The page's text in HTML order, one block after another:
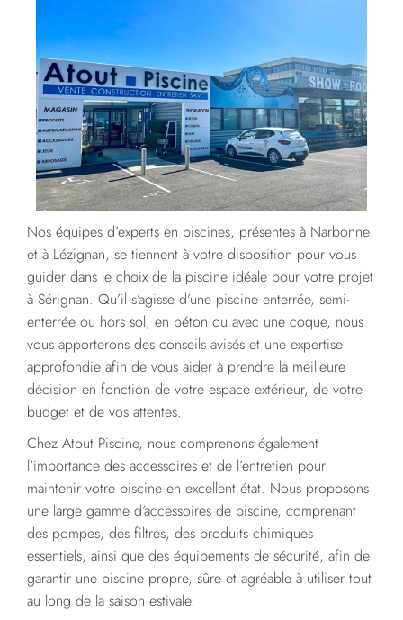
Nos équipes d’experts en piscines, présentes à Narbonne
et à Lézignan, se tiennent à votre disposition pour vous
guider dans le choix de la piscine idéale pour votre projet
à Sérignan. Qu’il s’agisse d’une piscine enterrée, semi-
enterrée ou hors sol, en béton ou avec une coque, nous
vous apporterons des conseils avisés et une expertise
approfondie afin de vous aider à prendre la meilleure
décision en fonction de votre espace extérieur, de votre
budget et de vos attentes.
Chez Atout Piscine, nous comprenons également
l’importance des accessoires et de l’entretien pour
maintenir votre piscine en excellent état. Nous proposons
une large gamme d’accessoires de piscine, comprenant
des pompes, des filtres, des produits chimiques
essentiels, ainsi que des équipements de sécurité, afin de
garantir une piscine propre, sûre et agréable à utiliser tout
au long de la saison estivale.